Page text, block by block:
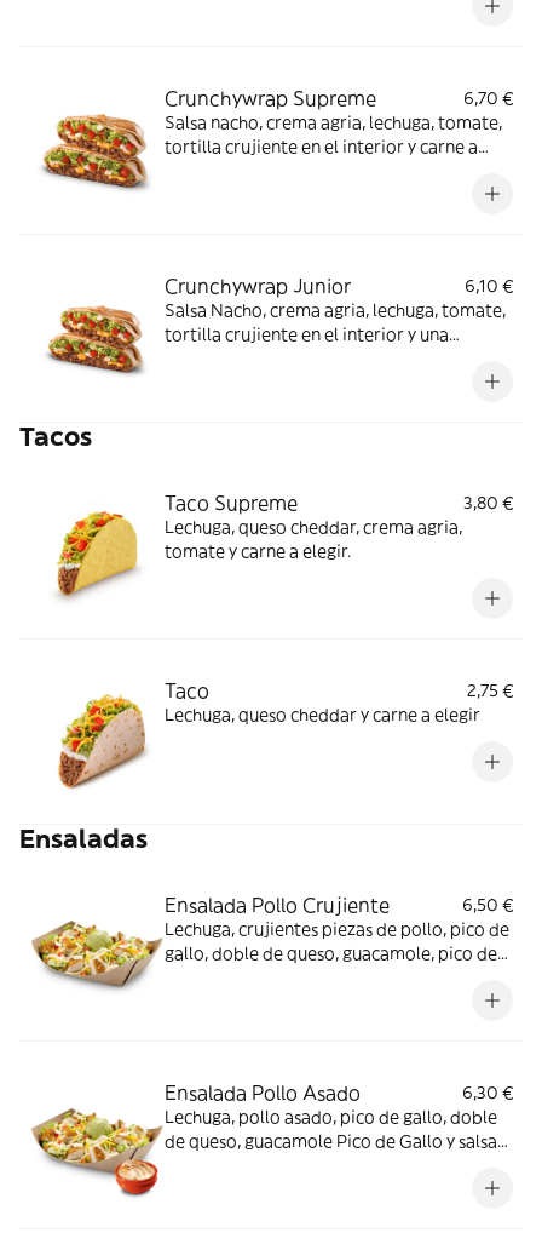
Crunchywrap Supreme
6,70 €
Salsa nacho, crema agria, lechuga, tomate,
tortilla crujiente en el interior y carne a
Crunchywrap Junior
6,10 €
Salsa Nacho, crema agria, lechuga, tomate,
tortilla crujiente en el interior y una
Crunchywrap Junior partido en 2 trozos).
Tacos
Taco Supreme
3,80 €
Lechuga, queso cheddar, crema agria,
tomate y carne a elegir.
Taco
2,75 €
Lechuga, queso cheddar y carne a elegir
Ensaladas
Ensalada Pollo Crujiente
6,50 €
Lechuga, crujientes piezas de pollo, pico de
gallo, doble de queso, guacamole, pico de
Ensalada Pollo Asado
6,30 €
Lechuga, pollo asado, pico de gallo, doble
de queso, guacamole Pico de Gallo y salsa